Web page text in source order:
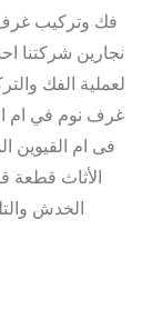
نجارين شركتنا
لعملية الفك
غرف نوم في ام
فى ام القيوين
الأثاث قطعة
الخدش